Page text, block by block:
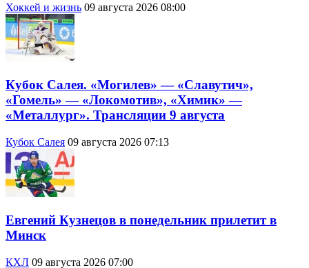
Хоккей и жизнь 09 августа 2026 08:00
Кубок Салея. «Могилев» — «Славутич»,
«Гомель» — «Локомотив», «Химик» —
«Металлург». Трансляции 9 августа
Кубок Салея 09 августа 2026 07:13
Евгений Кузнецов в понедельник прилетит в
Минск
КХЛ 09 августа 2026 07:00